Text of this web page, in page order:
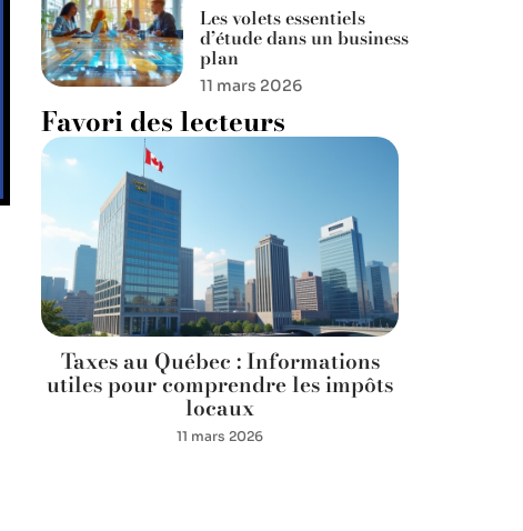
Les volets essentiels
d’étude dans un business
plan
11 mars 2026
Favori des lecteurs
Taxes au Québec : Informations
utiles pour comprendre les impôts
locaux
11 mars 2026